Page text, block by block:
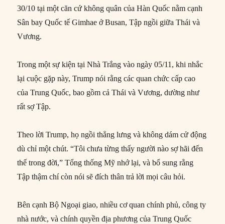
30/10 tại một căn cứ không quân của Hàn Quốc nằm cạnh
Sân bay Quốc tế Gimhae ở Busan, Tập ngồi giữa Thái và
Vương.
Trong một sự kiện tại Nhà Trắng vào ngày 05/11, khi nhắc
lại cuộc gặp này, Trump nói rằng các quan chức cấp cao
của Trung Quốc, bao gồm cả Thái và Vương, dường như
rất sợ Tập.
Theo lời Trump, họ ngồi thẳng lưng và không dám cử động
dù chỉ một chút. “Tôi chưa từng thấy người nào sợ hãi đến
thế trong đời,” Tổng thống Mỹ nhớ lại, và bổ sung rằng
Tập thậm chí còn nói sẽ đích thân trả lời mọi câu hỏi.
Bên cạnh Bộ Ngoại giao, nhiều cơ quan chính phủ, công ty
nhà nước, và chính quyền địa phương của Trung Quốc